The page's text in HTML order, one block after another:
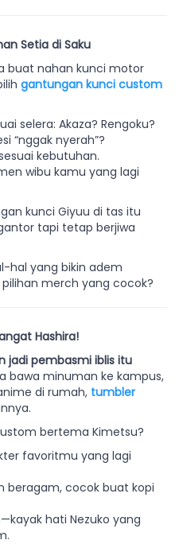
Setia di Saku
buat nahan kunci motor
gantungan kunci custom
selera: Akaza? Rengoku?
“nggak nyerah”?
kebutuhan.
wibu kamu yang lagi
kunci Giyuu di tas itu
tapi tetap berjiwa
hal yang bikin adem
merch yang cocok?
Hashira!
jadi pembasmi iblis itu
bawa minuman ke kampus,
di rumah, tumbler
bertema Kimetsu?
favoritmu yang lagi
beragam, cocok buat kopi
hati Nezuko yang